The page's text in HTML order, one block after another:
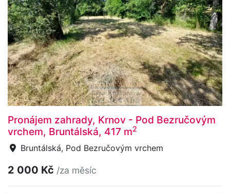
Pronájem zahrady, Krnov - Pod Bezručovým
vrchem, Bruntálská, 417 m2
Bruntálská, Pod Bezručovým vrchem
2 000 Kč /za měsíc